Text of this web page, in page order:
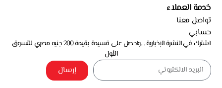
خدمة العملاء
تواصل معنا
حسابي
اشترك في النشرة الإخبارية …واحصل على قسيمة بقيمة 200 جنيه مصري للتسوق
الأول
إرسال